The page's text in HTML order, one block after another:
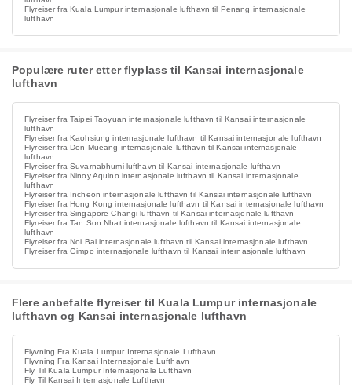
Flyreiser fra Kuala Lumpur internasjonale lufthavn til Penang internasjonale
lufthavn
Populære ruter etter flyplass til Kansai internasjonale
lufthavn
Flyreiser fra Taipei Taoyuan internasjonale lufthavn til Kansai internasjonale
lufthavn
Flyreiser fra Kaohsiung internasjonale lufthavn til Kansai internasjonale lufthavn
Flyreiser fra Don Mueang internasjonale lufthavn til Kansai internasjonale
lufthavn
Flyreiser fra Suvarnabhumi lufthavn til Kansai internasjonale lufthavn
Flyreiser fra Ninoy Aquino internasjonale lufthavn til Kansai internasjonale
lufthavn
Flyreiser fra Incheon internasjonale lufthavn til Kansai internasjonale lufthavn
Flyreiser fra Hong Kong internasjonale lufthavn til Kansai internasjonale lufthavn
Flyreiser fra Singapore Changi lufthavn til Kansai internasjonale lufthavn
Flyreiser fra Tan Son Nhat internasjonale lufthavn til Kansai internasjonale
lufthavn
Flyreiser fra Noi Bai internasjonale lufthavn til Kansai internasjonale lufthavn
Flyreiser fra Gimpo internasjonale lufthavn til Kansai internasjonale lufthavn
Flere anbefalte flyreiser til Kuala Lumpur internasjonale
lufthavn og Kansai internasjonale lufthavn
Flyvning Fra Kuala Lumpur Internasjonale Lufthavn
Flyvning Fra Kansai Internasjonale Lufthavn
Fly Til Kuala Lumpur Internasjonale Lufthavn
Fly Til Kansai Internasjonale Lufthavn